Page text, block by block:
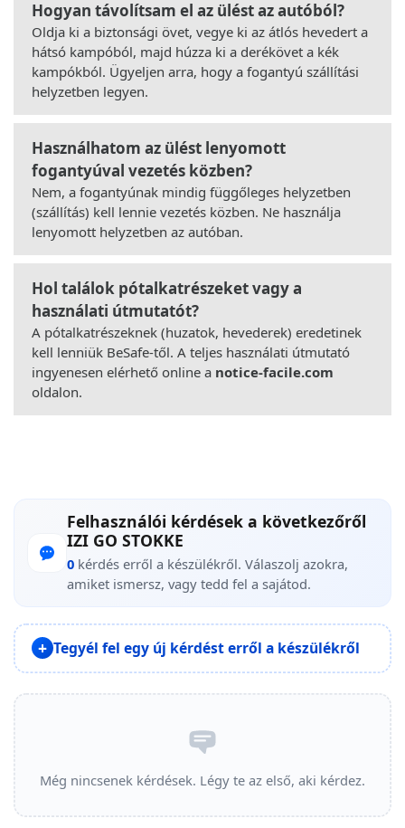
Hogyan távolítsam el az ülést az autóból?
Oldja ki a biztonsági övet, vegye ki az átlós hevedert a
hátsó kampóból, majd húzza ki a derékövet a kék
kampókból. Ügyeljen arra, hogy a fogantyú szállítási
helyzetben legyen.
Használhatom az ülést lenyomott
fogantyúval vezetés közben?
Nem, a fogantyúnak mindig függőleges helyzetben
(szállítás) kell lennie vezetés közben. Ne használja
lenyomott helyzetben az autóban.
Hol találok pótalkatrészeket vagy a
használati útmutatót?
A pótalkatrészeknek (huzatok, hevederek) eredetinek
kell lenniük BeSafe-től. A teljes használati útmutató
ingyenesen elérhető online a notice-facile.com
oldalon.
Felhasználói kérdések a következőről
IZI GO STOKKE
0 kérdés erről a készülékről. Válaszolj azokra,
amiket ismersz, vagy tedd fel a sajátod.
Tegyél fel egy új kérdést erről a készülékről
Még nincsenek kérdések. Légy te az első, aki kérdez.